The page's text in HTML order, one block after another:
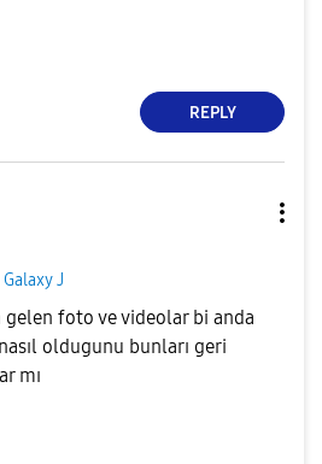
REPLY
Galaxy J
gelen foto ve videolar bi anda
oldugunu bunları geri
mı